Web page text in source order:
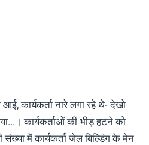
कार्यकर्ता नारे लगा रहे थे- देखो
कार्यकर्ताओं की भीड़ हटने को
में कार्यकर्ता जेल बिल्डिंग के मेन